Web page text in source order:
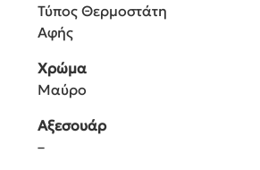
Τύπος Θερμοστάτη
Αφής
Χρώμα
Μαύρο
Αξεσουάρ
–